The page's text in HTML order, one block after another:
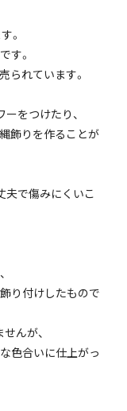
。
す。
られています。
をつけたり、
飾りを作ることが
夫で傷みにくいこ
り付けしたもので
んが、
色合いに仕上がっ